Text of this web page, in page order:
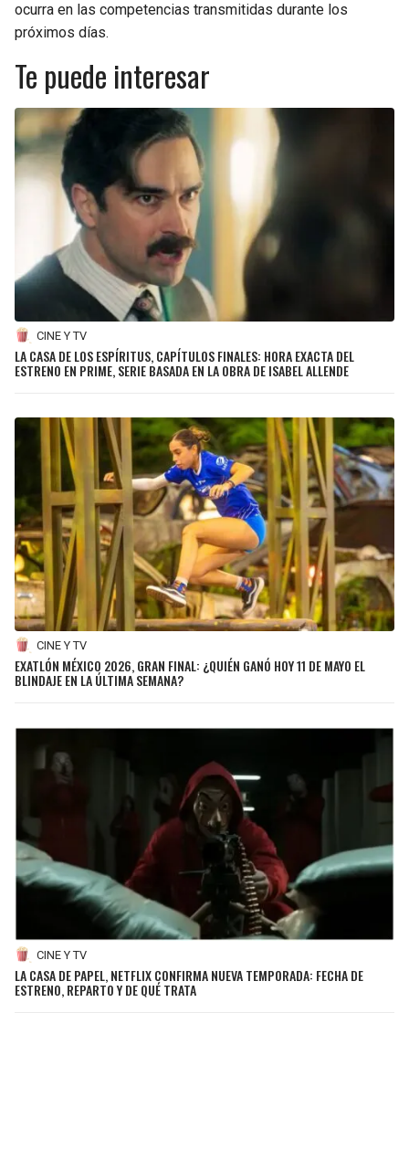
ocurra en las competencias transmitidas durante los
próximos días.
Te puede interesar
CINE Y TV
LA CASA DE LOS ESPÍRITUS, CAPÍTULOS FINALES: HORA EXACTA DEL
ESTRENO EN PRIME, SERIE BASADA EN LA OBRA DE ISABEL ALLENDE
CINE Y TV
EXATLÓN MÉXICO 2026, GRAN FINAL: ¿QUIÉN GANÓ HOY 11 DE MAYO EL
BLINDAJE EN LA ÚLTIMA SEMANA?
CINE Y TV
LA CASA DE PAPEL, NETFLIX CONFIRMA NUEVA TEMPORADA: FECHA DE
ESTRENO, REPARTO Y DE QUÉ TRATA